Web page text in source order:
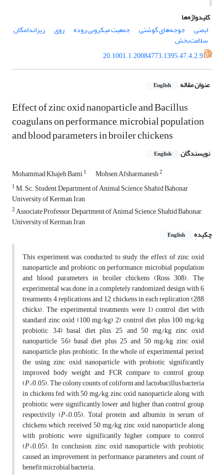
کلیدواژه‌ها
ایمنی
جوجه‌های گوشتی جمعیت میکروبی روده روی ریزاندامگان
سلامت‌بخش
20.1001.1.20084773.1395.47.4.2.9
عنوان مقاله English
Effect of zinc oxid nanoparticle and Bacillus
coagulans on performance, microbial population
and blood parameters in broiler chickens
نویسندگان English
Mohammad Khajeh Bami1 Mohsen Afsharmanesh2
1M. Sc. Student, Department of Animal Science, Shahid Bahonar
University of Kerman, Iran
2Associate Professor, Department of Animal Science, Shahid Bahonar
University of Kerman, Iran
چکیده
English
This experiment was conducted to study the effect of zinc oxid
nanoparticle and probiotic on performance, microbial population
and blood parameters in broiler chickens (Ross 308). The
experimental was done in a completely randomized design with 6
treatments, 4 replications and 12 chickens in each replication (288
chicks). The experimental treatments were 1) control diet with
standard zinc oxid (100 mg/kg) 2) control diet plus 100 mg/kg
probiotic, 3,4) basal diet plus 25 and 50 mg/kg zinc oxid
nanoparticle, 5,6) basal diet plus 25 and 50 mg/kg zinc oxid
nanoparticle plus probiotic. In the whole of experimental period,
the using zinc oxid nanoparticle with probiotic significantly
improved body weight and FCR compare to control group
(P<0.05). The colony counts of coliform and lactobacillus bacteria
in chickens fed with 50 mg/kg zinc oxid nanoparticle along with
probiotic were significantly lower and higher than control group
respectivily (P<0.05). Total protein and albumin in serum of
chickens which received 50 mg/kg zinc oxid nanoparticle along
with probiotic were significantly higher compare to control
(P<0.05). In conclusion, zinc oxid nanoparticle with probiotic
caused an improvement in performance parameters and count of
benefit microbial bacteria.